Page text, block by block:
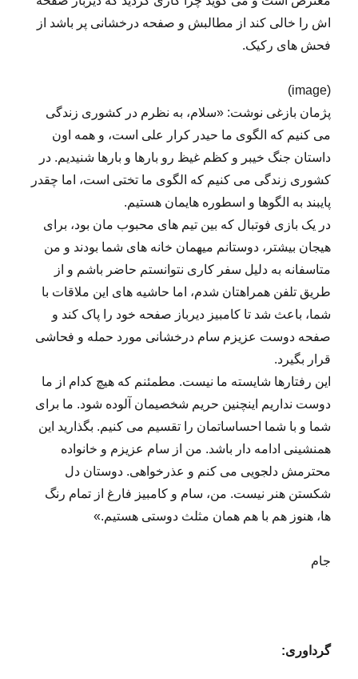
اش را خالی کند از مطالبش و صفحه درخشانی پر باشد از
فحش های رکیک.
(image)
پژمان بازغی نوشت: «سلام، به نظرم در کشوری زندگی
می کنیم که الگوی ما حیدر کرار علی است، و همه اون
داستان جنگ خیبر و کظم غیظ رو بارها و بارها شنیدیم. در
کشوری زندگی می کنیم که الگوی ما تختی است، اما چقدر
پایبند به الگوها و اسطوره هایمان هستیم.
در یک بازی فوتبال که بین تیم های محبوب مان بود، برای
هیجان بیشتر، دوستانم میهمان خانه های شما بودند و من
متاسفانه به دلیل سفر کاری نتوانستم حاضر باشم و از
طریق تلفن همراهتان شدم، اما حاشیه های این ملاقات با
شما، باعث شد تا کامبیز دیرباز صفحه خود را پاک کند و
صفحه دوست عزیزم سام درخشانی مورد حمله و فحاشی
قرار بگیرد.
این رفتارها شایسته ما نیست. مطمئنم که هیچ کدام از ما
دوست نداریم اینچنین حریم شخصیمان آلوده شود. ما برای
شما و با شما احساساتمان را تقسیم می کنیم. بگذارید این
همنشینی ادامه دار باشد. من از سام عزیزم و خانواده
محترمش دلجویی می کنم و عذرخواهی. دوستان دل
شکستن هنر نیست. من، سام و کامبیز فارغ از تمام رنگ
ها، هنوز هم با هم همان مثلث دوستی هستیم.»
جام
گرداوری: